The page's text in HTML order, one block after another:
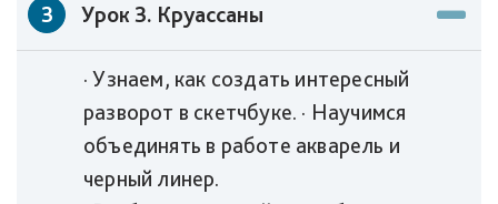
3 Урок 3. Круассаны
· Узнаем, как создать интересный
разворот в скетчбуке. · Научимся
объединять в работе акварель и
черный линер.